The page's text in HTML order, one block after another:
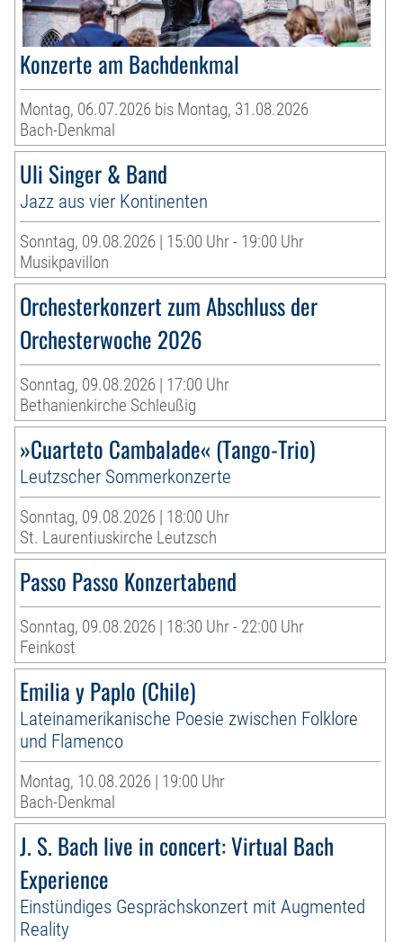
Konzerte am Bachdenkmal
Montag, 06.07.2026 bis Montag, 31.08.2026
Bach-Denkmal
Uli Singer & Band
Jazz aus vier Kontinenten
Sonntag, 09.08.2026 | 15:00 Uhr - 19:00 Uhr
Musikpavillon
Orchesterkonzert zum Abschluss der
Orchesterwoche 2026
Sonntag, 09.08.2026 | 17:00 Uhr
Bethanienkirche Schleußig
»Cuarteto Cambalade« (Tango-Trio)
Leutzscher Sommerkonzerte
Sonntag, 09.08.2026 | 18:00 Uhr
St. Laurentiuskirche Leutzsch
Passo Passo Konzertabend
Sonntag, 09.08.2026 | 18:30 Uhr - 22:00 Uhr
Feinkost
Emilia y Paplo (Chile)
Lateinamerikanische Poesie zwischen Folklore
und Flamenco
Montag, 10.08.2026 | 19:00 Uhr
Bach-Denkmal
J. S. Bach live in concert: Virtual Bach
Experience
Einstündiges Gesprächskonzert mit Augmented
Reality